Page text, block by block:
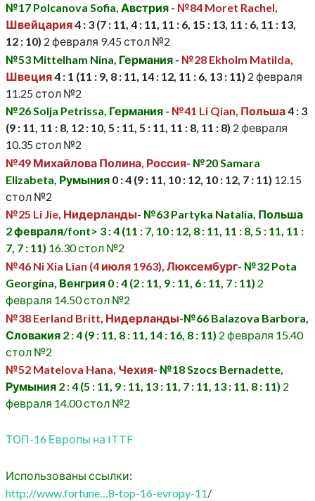
№17 Polcanova Sofia, Австрия - №84 Moret Rachel,
Швейцария4 : 3 (7 : 11, 4 : 11, 11 : 6, 15 : 13, 11 : 6, 11 : 13,
12 : 10) 2 февраля 9.45 стол №2
№53 Mittelham Nina, Германия - №28 Ekholm Matilda,
Швеция4 : 1 (11 : 9, 8 : 11, 14 : 12, 11 : 6, 13 : 11) 2 февраля
11.25 стол №2
№26 Solja Petrissa, Германия - №41 Li Qian, Польша4 : 3
(9 : 11, 11 : 8, 12 : 10, 5 : 11, 5 : 11, 11 : 8, 11 : 8) 2 февраля
10.35 стол №2
№49 Михайлова Полина, Россия- №20 Samara
Elizabeta, Румыния 0 : 4 (9 : 11, 10 : 12, 10 : 12, 7 : 11) 12.15
стол №2
№25 Li Jie, Нидерланды- №63 Partyka Natalia, Польша
2 февраля/font> 3 : 4 (11 : 7, 10 : 12, 8 : 11, 11 : 8, 5 : 11, 11 :
7, 7 : 11) 16.30 стол №2
№46 Ni Xia Lian (4 июля 1963), Люксембург- №32 Pota
Georgina, Венгрия 0 : 4 (2 : 11, 9 : 11, 6 : 11, 7 : 11) 2
февраля 14.50 стол №2
№38 Eerland Britt, Нидерланды-№66 Balazova Barbora,
Словакия 2 : 4 (9 : 11, 8 : 11, 14 : 16, 8 : 11) 2 февраля 15.40
стол №2
№52 Matelova Hana, Чехия- №18 Szocs Bernadette,
Румыния 2 : 4 (5 : 11, 9 : 11, 13 : 11, 7 : 11, 13 : 11, 8 : 11) 2
февраля 14.00 стол №2
ТОП-16 Европы на ITTF
Использованы ссылки:
http://www.fortune…8-top-16-evropy-11/